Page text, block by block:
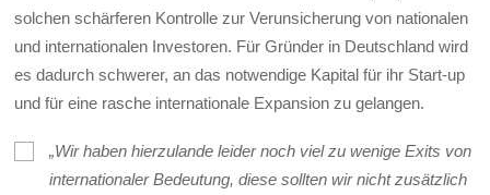
solchen schärferen Kontrolle zur Verunsicherung von nationalen
und internationalen Investoren. Für Gründer in Deutschland wird
es dadurch schwerer, an das notwendige Kapital für ihr Start-up
und für eine rasche internationale Expansion zu gelangen.
„Wir haben hierzulande leider noch viel zu wenige Exits von
internationaler Bedeutung, diese sollten wir nicht zusätzlich